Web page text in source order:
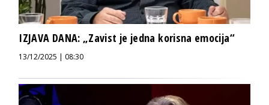
IZJAVA DANA: „Zavist je jedna korisna emocija“
13/12/2025 | 08:30